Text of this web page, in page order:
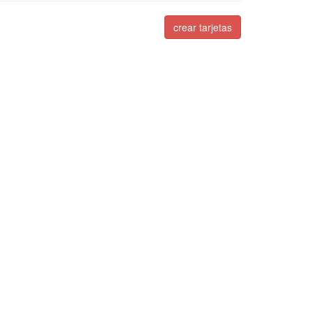
crear tarjetas